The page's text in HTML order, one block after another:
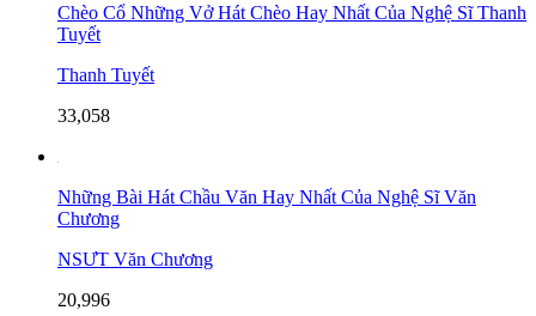
Chèo Cổ Những Vở Hát Chèo Hay Nhất Của Nghệ Sĩ Thanh
Tuyết
Thanh Tuyết
33,058
Những Bài Hát Chầu Văn Hay Nhất Của Nghệ Sĩ Văn
Chương
NSƯT Văn Chương
20,996